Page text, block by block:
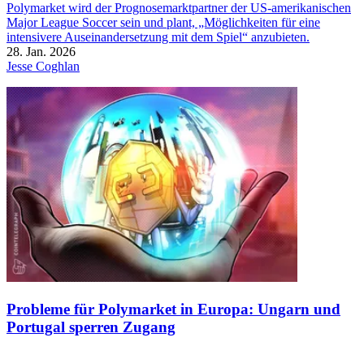
Polymarket wird der Prognosemarktpartner der US-amerikanischen
Major League Soccer sein und plant, „Möglichkeiten für eine
intensivere Auseinandersetzung mit dem Spiel“ anzubieten.
28. Jan. 2026
Jesse Coghlan
Probleme für Polymarket in Europa: Ungarn und
Portugal sperren Zugang